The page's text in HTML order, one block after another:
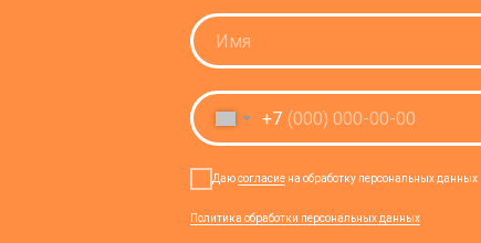
+7
Даюсогласие на обработку персональных данных
Политика обработки персональных данных